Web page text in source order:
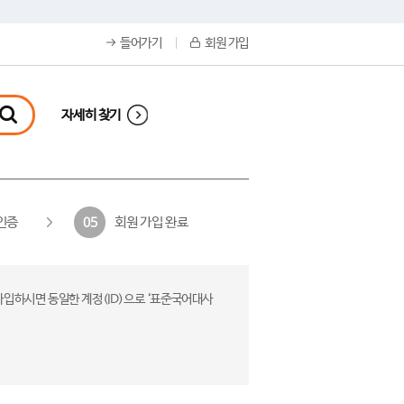
들어가기 회원 가입
자세히 찾기
증 05 회원 가입 완료
하시면 동일한 계정(ID)으로 ‘표준국어대사